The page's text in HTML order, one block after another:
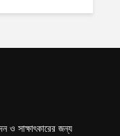
ও সাক্ষাৎকারের জন্য